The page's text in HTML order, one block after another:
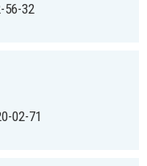
56-32
02-71